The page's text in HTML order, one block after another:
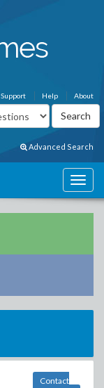
About
Help
Support
Advanced Search
Contact